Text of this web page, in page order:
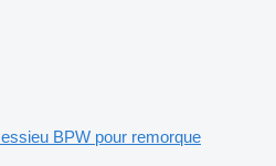
essieu BPW pour remorque